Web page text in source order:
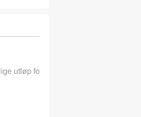
utløp for å fjerne blåmerker? -